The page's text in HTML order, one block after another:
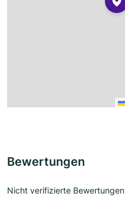
Bewertungen
Nicht verifizierte Bewertungen